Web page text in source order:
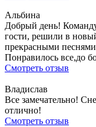
Альбина
Добрый день!
гости, решили в
прекрасными
Понравилось все,до
Смотреть отзыв
Владислав
Все замечательно!
отлично!
Смотреть отзыв